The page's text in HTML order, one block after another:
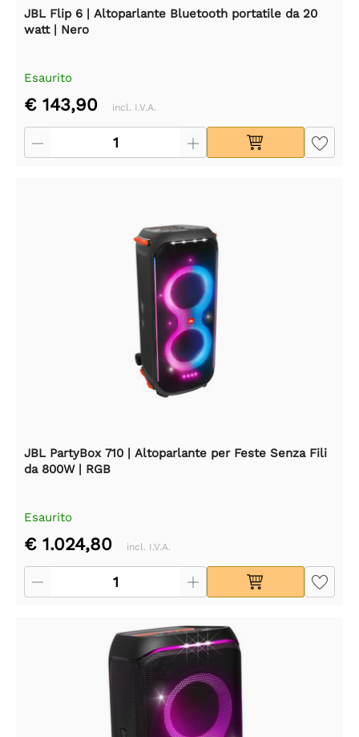
JBL Flip 6 | Altoparlante Bluetooth portatile da 20
watt | Nero
Esaurito
€ 143,90 incl. I.V.A.
JBL PartyBox 710 | Altoparlante per Feste Senza Fili
da 800W | RGB
Esaurito
€ 1.024,80 incl. I.V.A.